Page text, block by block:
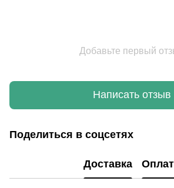
Добавьте первый
Написать отзыв
Поделиться в соцсетях
Доставка